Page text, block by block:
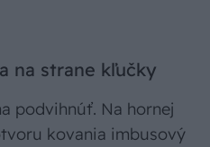
na strane kľučky
podvihnúť. Na hornej
kovania imbusový